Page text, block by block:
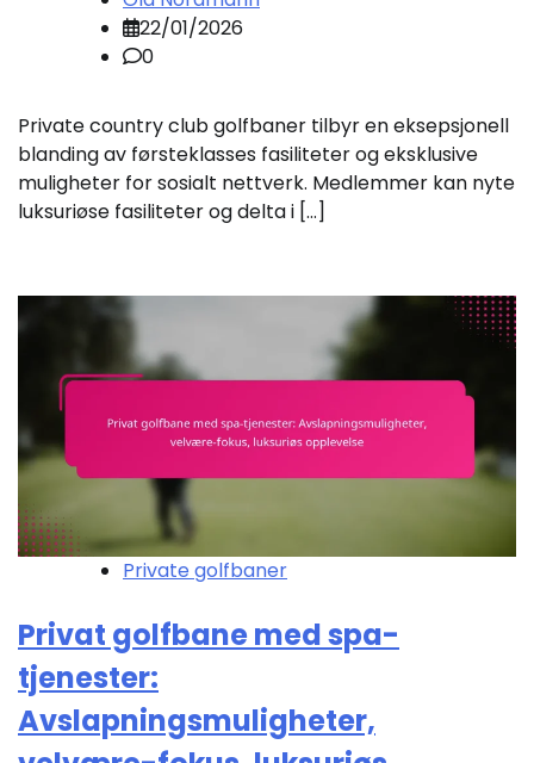
22/01/2026
0
Private country club golfbaner tilbyr en eksepsjonell
blanding av førsteklasses fasiliteter og eksklusive
muligheter for sosialt nettverk. Medlemmer kan nyte
luksuriøse fasiliteter og delta i […]
Private golfbaner
Privat golfbane med spa-
tjenester:
Avslapningsmuligheter,